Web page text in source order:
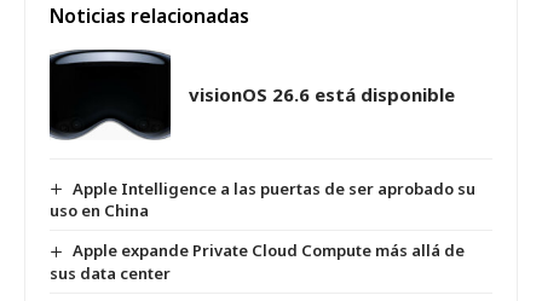
Noticias relacionadas
visionOS 26.6 está disponible
Apple Intelligence a las puertas de ser aprobado su
uso en China
Apple expande Private Cloud Compute más allá de
sus data center